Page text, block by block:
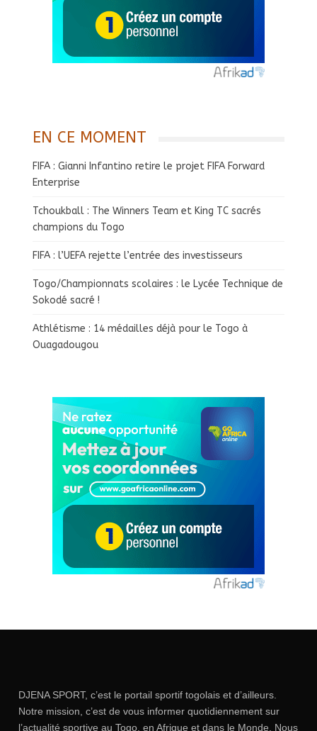
EN CE MOMENT
FIFA : Gianni Infantino retire le projet FIFA Forward
Enterprise
Tchoukball : The Winners Team et King TC sacrés
champions du Togo
FIFA : l’UEFA rejette l’entrée des investisseurs
Togo/Championnats scolaires : le Lycée Technique de
Sokodé sacré !
Athlétisme : 14 médailles déjà pour le Togo à
Ouagadougou
DJENA SPORT, c’est le portail sportif togolais et d’ailleurs.
Notre mission, c’est de vous informer quotidiennement sur
l’actualité sportive au Togo, en Afrique et dans le Monde. Nous